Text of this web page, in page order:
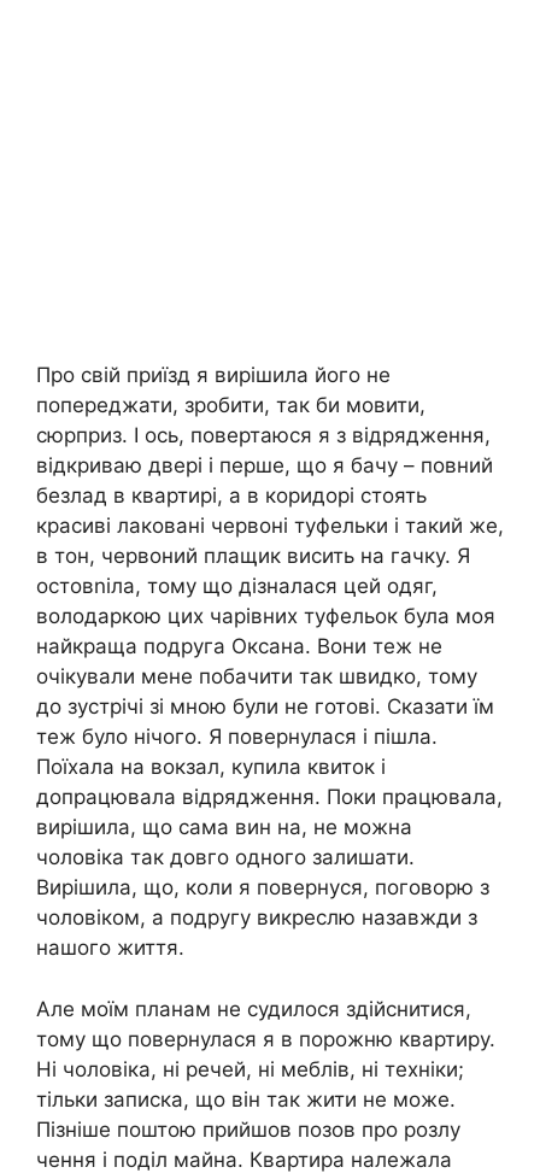
Про свій приїзд я вирішила його не
попереджати, зробити, так би мовити,
сюрприз. І ось, повертаюся я з відрядження,
відкриваю двері і перше, що я бачу – повний
безлад в квартирі, а в коридорі стоять
красиві лаковані червоні туфельки і такий же,
в тон, червоний плащик висить на гачку. Я
остовnіла, тому що дізналася цей одяг,
володаркою цих чарівних туфельок була моя
найкраща подруга Оксана. Вони теж не
очікували мене побачити так швидко, тому
до зустрічі зі мною були не готові. Сказати їм
теж було нічого. Я повернулася і пішла.
Поїхала на вокзал, купила квиток і
допрацювала відрядження. Поки працювала,
вирішила, що сама вин на, не можна
чоловіка так довго одного залишати.
Вирішила, що, коли я повернуся, поговорю з
чоловіком, а подругу викреслю назавжди з
нашого життя.
Але моїм планам не судилося здійснитися,
тому що повернулася я в порожню квартиру.
Ні чоловіка, ні речей, ні меблів, ні техніки;
тільки записка, що він так жити не може.
Пізніше поштою прийшов позов про розлу
чення і поділ майна. Квартира належала